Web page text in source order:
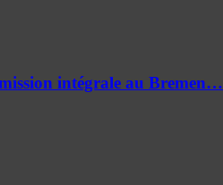
intégrale au Bremen…